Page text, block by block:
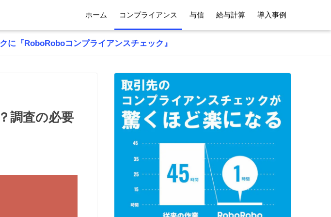
ホーム コンプライアンス 与信 給与計算 導入事例
に『RoboRoboコンプライアンスチェック』
調査の必要